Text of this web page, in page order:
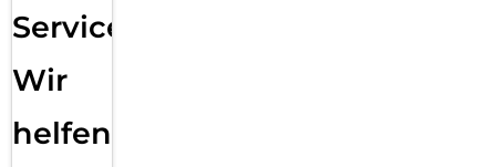
Service:
Wir
helfen